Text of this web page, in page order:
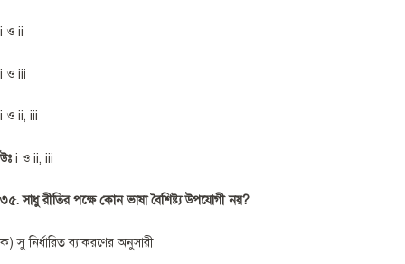
i ও ii
i ও iii
i ও ii, iii
উঃ i ও ii, iii
৩৫. সাধু রীতির পক্ষে কোন ভাষা বৈশিষ্ট্য উপযোগী নয়?
ক) সু নির্ধারিত ব্যাকরণের অনুসারী